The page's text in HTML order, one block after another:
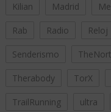
Kilian Madrid
Rab Radio Reloj
Senderismo
Therabody TorX
TrailRunning ultra